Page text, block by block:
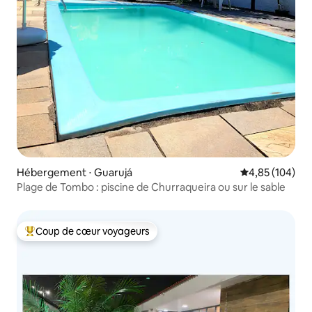
Hébergement ⋅ Guarujá Évaluation
4,85 (104)
Plage de Tombo : piscine de Churraqueira ou sur le sable
Coups de cœur voyageurs les plus appréciés
Coup de cœur voyageurs